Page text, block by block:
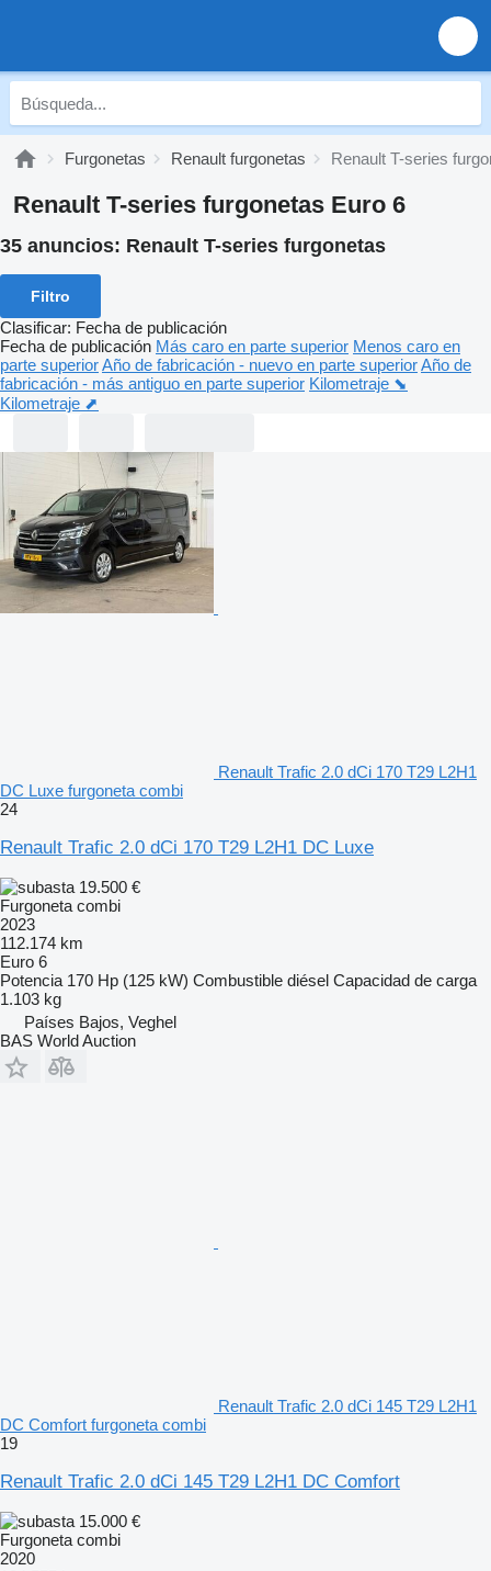
Furgonetas Renault furgonetas Renault T-series
Renault T-series furgonetas Euro 6
35 anuncios: Renault T-series furgonetas
Filtro
Clasificar: Fecha de publicación
Fecha de publicación Más caro en parte superior Menos caro en
parte superiorAño de fabricación - nuevo en parte superiorAño de
fabricación - más antiguo en parte superior Kilometraje ⬊
Kilometraje ⬈
Renault Trafic 2.0 dCi 170 T29 L2H1
DC Luxe furgoneta combi
24
Renault Trafic 2.0 dCi 170 T29 L2H1 DC Luxe
19.500 €
Furgoneta combi
2023
112.174 km
Euro 6
Potencia 170 Hp (125 kW) Combustible diésel Capacidad de carga
1.103 kg
Países Bajos, Veghel
BAS World Auction
Renault Trafic 2.0 dCi 145 T29 L2H1
DC Comfort furgoneta combi
19
Renault Trafic 2.0 dCi 145 T29 L2H1 DC Comfort
15.000 €
Furgoneta combi
2020